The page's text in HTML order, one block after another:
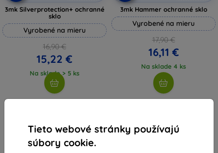
Tieto webové stránky používajú
súbory cookie.
3mk Silverprotection+ ochranné
sklo
Vyrobené na mieru
16,90 €
15,22 €
Na sklade > 5 ks
3mk Hammer ochranné sklo
Vyrobené na mieru
17,90 €
16,11 €
Na sklade 4 ks
z celkom 4.